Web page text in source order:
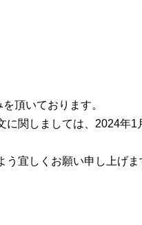
頂いております。
関しましては、2024年1
宜しくお願い申し上げま